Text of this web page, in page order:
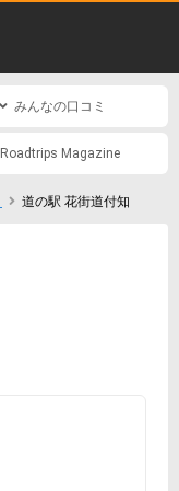
みんなの口コミ
Roadtrips Magazine
道の駅 花街道付知